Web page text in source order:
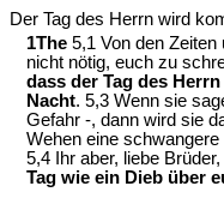
Der Tag des Herrn wird
1The 5,1 Von den Zeiten
nicht nötig, euch zu
dass der Tag des
Nacht. 5,3 Wenn sie
Gefahr -, dann wird sie
Wehen eine
5,4 Ihr aber, liebe
Tag wie ein Dieb über